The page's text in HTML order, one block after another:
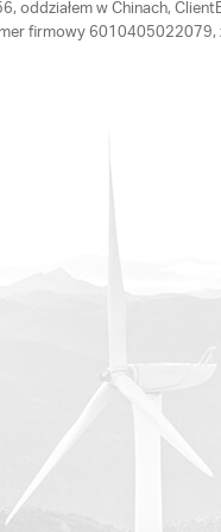
oddziałem w Chinach,
firmowy